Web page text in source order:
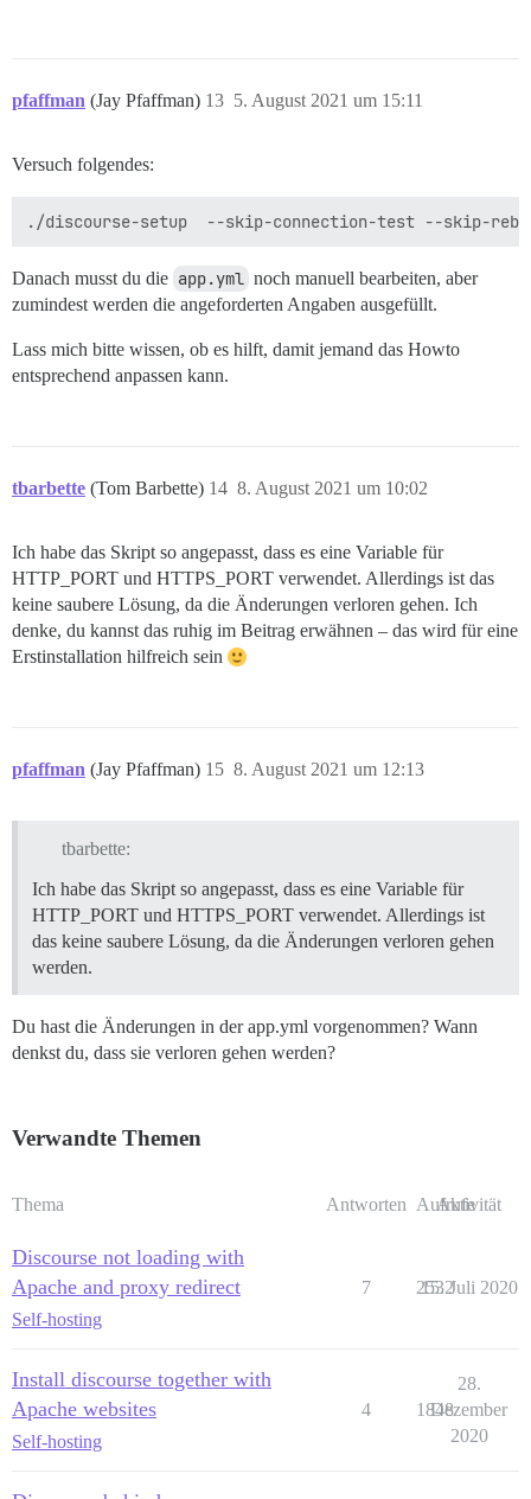
pfaffman (Jay Pfaffman) 5. August 2021 um 15:11
13
Versuch folgendes:
Danach musst du die app.yml noch manuell bearbeiten, aber
zumindest werden die angeforderten Angaben ausgefüllt.
Lass mich bitte wissen, ob es hilft, damit jemand das Howto
entsprechend anpassen kann.
tbarbette (Tom Barbette) 8. August 2021 um 10:02
14
Ich habe das Skript so angepasst, dass es eine Variable für
HTTP_PORT und HTTPS_PORT verwendet. Allerdings ist das
keine saubere Lösung, da die Änderungen verloren gehen. Ich
denke, du kannst das ruhig im Beitrag erwähnen – das wird für eine
Erstinstallation hilfreich sein
pfaffman (Jay Pfaffman) 8. August 2021 um 12:13
15
tbarbette:
Ich habe das Skript so angepasst, dass es eine Variable für
HTTP_PORT und HTTPS_PORT verwendet. Allerdings ist
das keine saubere Lösung, da die Änderungen verloren gehen
werden.
Du hast die Änderungen in der app.yml vorgenommen? Wann
denkst du, dass sie verloren gehen werden?
Verwandte Themen
Thema Antworten Aufrufe
Aktivität
Discourse not loading with
Apache and proxy redirect
Self-hosting
7 2532
15. Juli 2020
Install discourse together with
Apache websites
Self-hosting
4 1848
28.
Dezember
2020